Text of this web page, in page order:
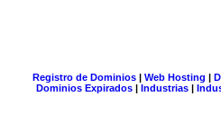
Registro de Dominios| Web Hosting |
Dominios Expirados | Industrias |